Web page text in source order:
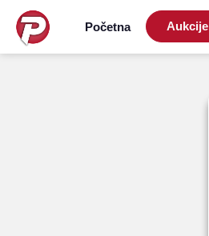
Početna(current)Aukcije